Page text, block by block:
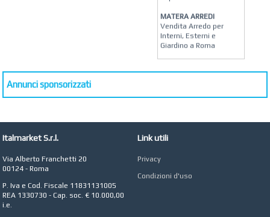
MATERA ARREDI
Vendita Arredo per
Interni, Esterni e
Giardino a Roma
Antonella Micci,
AZIENDA AGRICOLA DI
Azienda Agricola a
Digital marketing e Web
Annunci sponsorizzati
Italmarket S.r.l.
Via Alberto Franchetti 20
00124 - Roma
P. Iva e Cod. Fiscale 11831131005
REA 1330730 - Cap. soc. € 10.000,00
i.e.
Link utili
Privacy
Condizioni d'uso